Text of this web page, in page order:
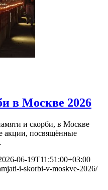
в Москве 2026
и скорби, в Москве
акции, посвящённые
06-19T11:51:00+03:00
i-skorbi-v-moskve-2026/